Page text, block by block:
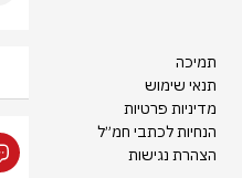
תמיכה
תנאי שימוש
מדיניות פרטיות
הנחיות לכתבי חמ״ל
הצהרת נגישות